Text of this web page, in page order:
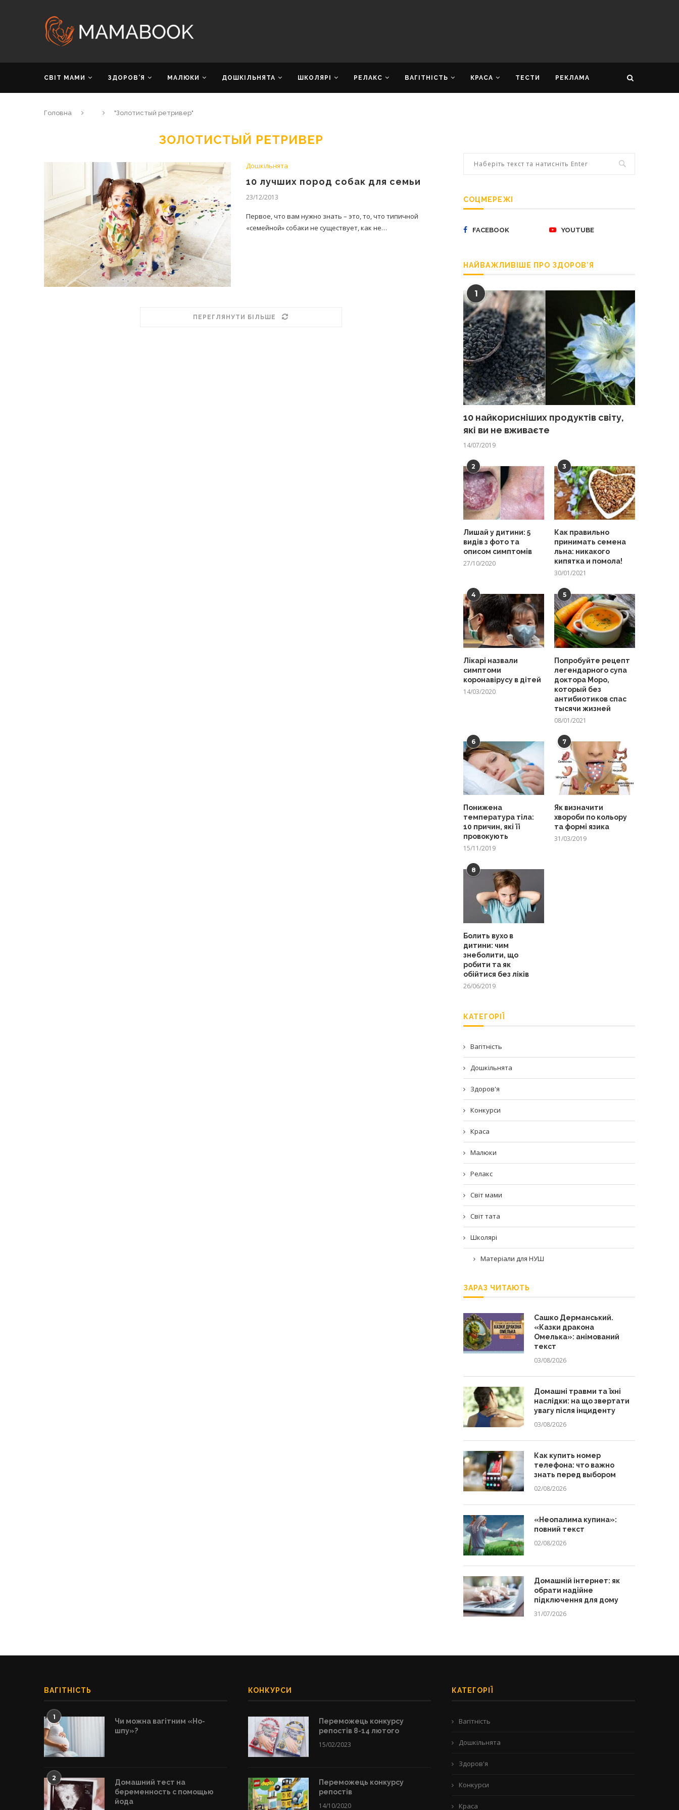
СВІТ МАМИ ЗДОРОВ’Я МАЛЮКИ ДОШКІЛЬНЯТА ШКОЛЯРІ РЕЛАКС ВАГІТНІСТЬ КРАСА ТЕСТИ РЕКЛАМА
Головна "Золотистый ретривер"
ЗОЛОТИСТЫЙ РЕТРИВЕР
Дошкільнята
10 лучших пород собак для семьи
23/12/2013
Первое, что вам нужно знать – это, то, что типичной
«семейной» собаки не существует, как не…
ПЕРЕГЛЯНУТИ БІЛЬШЕ
СОЦМЕРЕЖІ
FACEBOOK YOUTUBE
НАЙВАЖЛИВІШЕ ПРО ЗДОРОВ’Я
1
10 найкорисніших продуктів світу,
які ви не вживаєте
14/07/2019
2
Лишай у дитини: 5
видів з фото та
описом симптомів
27/10/2020
3
Как правильно
принимать семена
льна: никакого
кипятка и помола!
30/01/2021
4
Лікарі назвали
симптоми
коронавірусу в дітей
14/03/2020
5
Попробуйте рецепт
легендарного супа
доктора Моро,
который без
антибиотиков спас
тысячи жизней
08/01/2021
6
Понижена
температура тіла:
10 причин, які її
провокують
15/11/2019
7
Як визначити
хвороби по кольору
та формі язика
31/03/2019
8
Болить вухо в
дитини: чим
знеболити, що
робити та як
обійтися без ліків
26/06/2019
КАТЕГОРІЇ
Вагітність
Дошкільнята
Здоров'я
Конкурси
Краса
Малюки
Релакс
Світ мами
Світ тата
Школярі
Матеріали для НУШ
ЗАРАЗ ЧИТАЮТЬ
Сашко Дерманський.
«Казки дракона
Омелька»: анімований
текст
03/08/2026
Домашні травми та їхні
наслідки: на що звертати
увагу після інциденту
03/08/2026
Как купить номер
телефона: что важно
знать перед выбором
02/08/2026
«Неопалима купина»:
повний текст
02/08/2026
Домашній інтернет: як
обрати надійне
підключення для дому
31/07/2026
ВАГІТНІСТЬ
1
Чи можна вагітним «Но-
шпу»?
2
Домашний тест на
беременность с помощью
йода
КОНКУРСИ
Переможець конкурсу
репостів 8-14 лютого
15/02/2023
Переможець конкурсу
репостів
14/10/2020
КАТЕГОРІЇ
Вагітність
Дошкільнята
Здоров'я
Конкурси
Краса